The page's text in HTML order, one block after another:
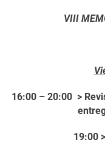
VIII
16:00 – 20:00 >
19:00